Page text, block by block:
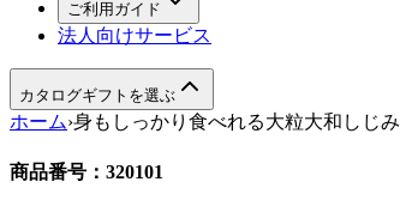
ご利用ガイド
法人向けサービス
カタログギフトを選ぶ
ホーム›身もしっかり食べれる大粒大和しじみ
商品番号： 320101